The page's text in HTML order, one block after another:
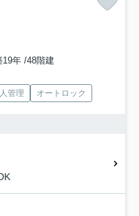
年 /48階建
管理 オートロック